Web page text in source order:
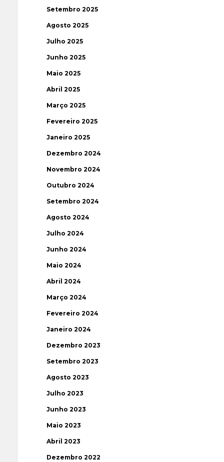
Setembro 2025
Agosto 2025
Julho 2025
Junho 2025
Maio 2025
Abril 2025
Março 2025
Fevereiro 2025
Janeiro 2025
Dezembro 2024
Novembro 2024
Outubro 2024
Setembro 2024
Agosto 2024
Julho 2024
Junho 2024
Maio 2024
Abril 2024
Março 2024
Fevereiro 2024
Janeiro 2024
Dezembro 2023
Setembro 2023
Agosto 2023
Julho 2023
Junho 2023
Maio 2023
Abril 2023
Dezembro 2022